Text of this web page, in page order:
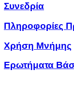
Συνεδρία
Πληροφορίες
Χρήση Μνήμης
Ερωτήματα